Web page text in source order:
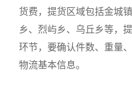
货费，提货区域包括金城
乡、烈屿乡、乌丘乡等，
环节，要确认件数、重量
物流基本信息。